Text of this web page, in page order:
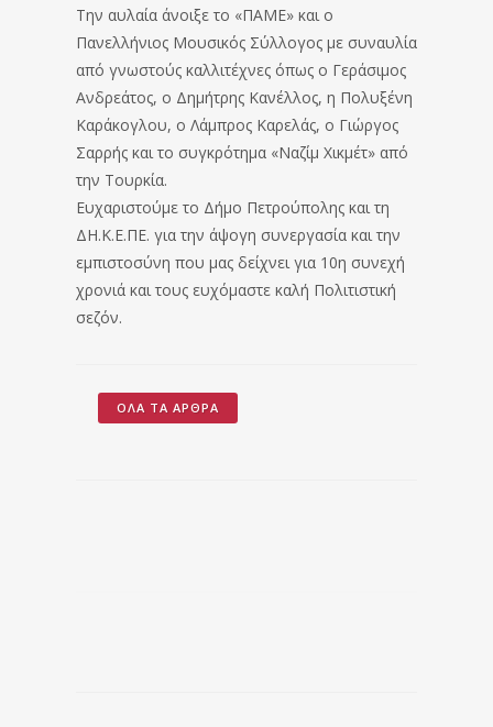
Την αυλαία άνοιξε το «ΠΑΜΕ» και ο
Πανελλήνιος Μουσικός Σύλλογος με συναυλία
από γνωστούς καλλιτέχνες όπως ο Γεράσιμος
Ανδρεάτος, ο Δημήτρης Κανέλλος, η Πολυξένη
Καράκογλου, ο Λάμπρος Καρελάς, ο Γιώργος
Σαρρής και το συγκρότημα «Ναζίμ Χικμέτ» από
την Τουρκία.
Ευχαριστούμε το Δήμο Πετρούπολης και τη
ΔΗ.Κ.Ε.ΠΕ. για την άψογη συνεργασία και την
εμπιστοσύνη που μας δείχνει για 10η συνεχή
χρονιά και τους ευχόμαστε καλή Πολιτιστική
σεζόν.
ΌΛΑ ΤΑ ΆΡΘΡΑ